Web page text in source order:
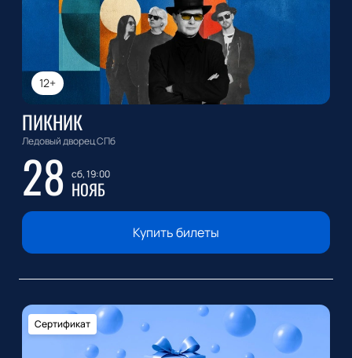
12+
ПИКНИК
Ледовый дворец СПб
28 сб, 19:00
НОЯБ
Купить билеты
Сертификат